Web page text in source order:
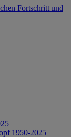
Fortschritt und
1950-2025